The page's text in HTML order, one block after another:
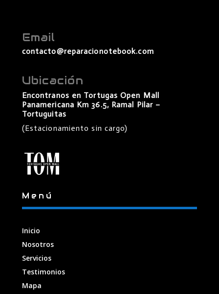
Email
contacto@reparacionotebook.com
Ubicación
Encontranos en Tortugas Open Mall
Panamericana Km 36.5, Ramal Pilar –
Tortuguitas
(Estacionamiento sin cargo)
Menú
Inicio
Nosotros
Servicios
Testimonios
Mapa